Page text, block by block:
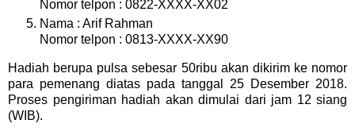
Nomor telpon : 0822-XXXX-XX02
Nama : Arif Rahman
Nomor telpon : 0813-XXXX-XX90
Hadiah berupa pulsa sebesar 50ribu akan dikirim ke nomor
para pemenang diatas pada tanggal 25 Desember 2018.
Proses pengiriman hadiah akan dimulai dari jam 12 siang
(WIB).